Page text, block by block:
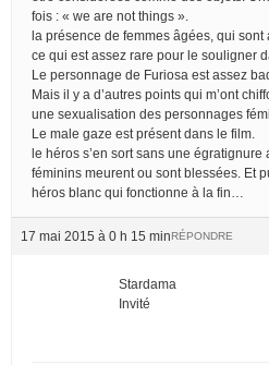
fois : « we are not things ».
la présence de femmes âgées, qui sont
ce qui est assez rare pour le souligner
Le personnage de Furiosa est assez
Mais il y a d’autres points qui m’ont
une sexualisation des personnages
Le male gaze est présent dans le film.
le héros s’en sort sans une
féminins meurent ou sont blessées. Et
héros blanc qui fonctionne à la fin…
17 mai 2015 à 0 h 15 minRÉPONDRE
Stardama
Invité